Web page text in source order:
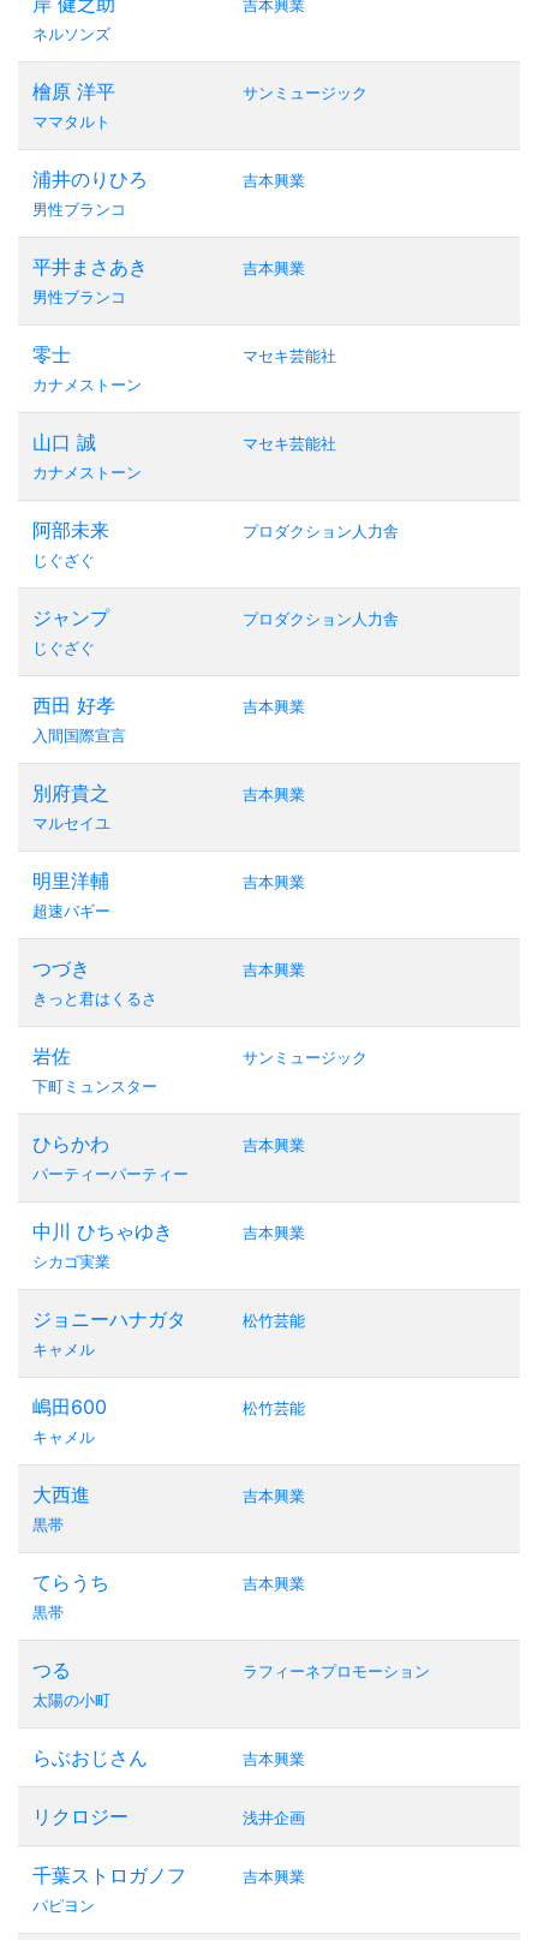
ネルソンズ
吉本興業
檜原 洋平
ママタルト
サンミュージック
浦井のりひろ
男性ブランコ
吉本興業
平井まさあき
男性ブランコ
吉本興業
零士
カナメストーン
マセキ芸能社
山口 誠
カナメストーン
マセキ芸能社
阿部未来
じぐざぐ
プロダクション人力舎
ジャンプ
じぐざぐ
プロダクション人力舎
西田 好孝
入間国際宣言
吉本興業
別府貴之
マルセイユ
吉本興業
明里洋輔
超速バギー
吉本興業
つづき
きっと君はくるさ
吉本興業
岩佐
下町ミュンスター
サンミュージック
ひらかわ
パーティーパーティー
吉本興業
中川 ひちゃゆき
シカゴ実業
吉本興業
ジョニーハナガタ
キャメル
松竹芸能
嶋田600
キャメル
松竹芸能
大西進
黒帯
吉本興業
てらうち
黒帯
吉本興業
つる
太陽の小町
ラフィーネプロモーション
らぶおじさん 吉本興業
リクロジー 浅井企画
千葉ストロガノフ
パピヨン
吉本興業